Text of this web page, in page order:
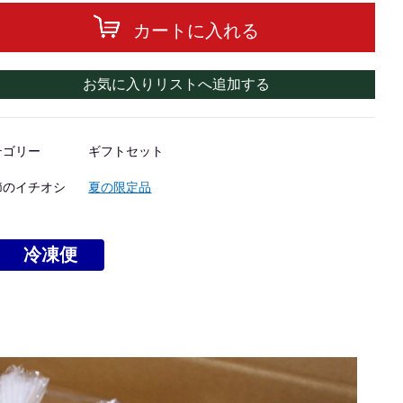
カートに入れる
お気に入りリストへ追加する
ゴリー ギフトセット
のイチオシ 夏の限定品
冷凍便